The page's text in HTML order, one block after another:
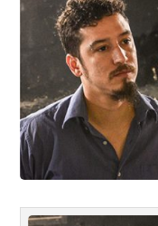
b
o
o
k
A
p
p